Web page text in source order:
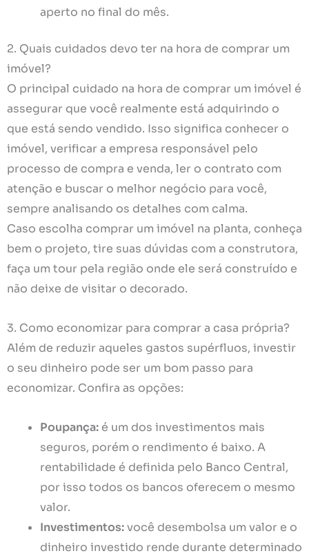
aperto no final do mês.
2. Quais cuidados devo ter na hora de comprar um
imóvel?
O principal cuidado na hora de comprar um imóvel é
assegurar que você realmente está adquirindo o
que está sendo vendido. Isso significa conhecer o
imóvel, verificar a empresa responsável pelo
processo de compra e venda, ler o contrato com
atenção e buscar o melhor negócio para você,
sempre analisando os detalhes com calma.
Caso escolha comprar um imóvel na planta, conheça
bem o projeto, tire suas dúvidas com a construtora,
faça um tour pela região onde ele será construído e
não deixe de visitar o decorado.
3. Como economizar para comprar a casa própria?
Além de reduzir aqueles gastos supérfluos, investir
o seu dinheiro pode ser um bom passo para
economizar. Confira as opções:
Poupança: é um dos investimentos mais
seguros, porém o rendimento é baixo. A
rentabilidade é definida pelo Banco Central,
por isso todos os bancos oferecem o mesmo
valor.
Investimentos:você desembolsa um valor e o
dinheiro investido rende durante determinado